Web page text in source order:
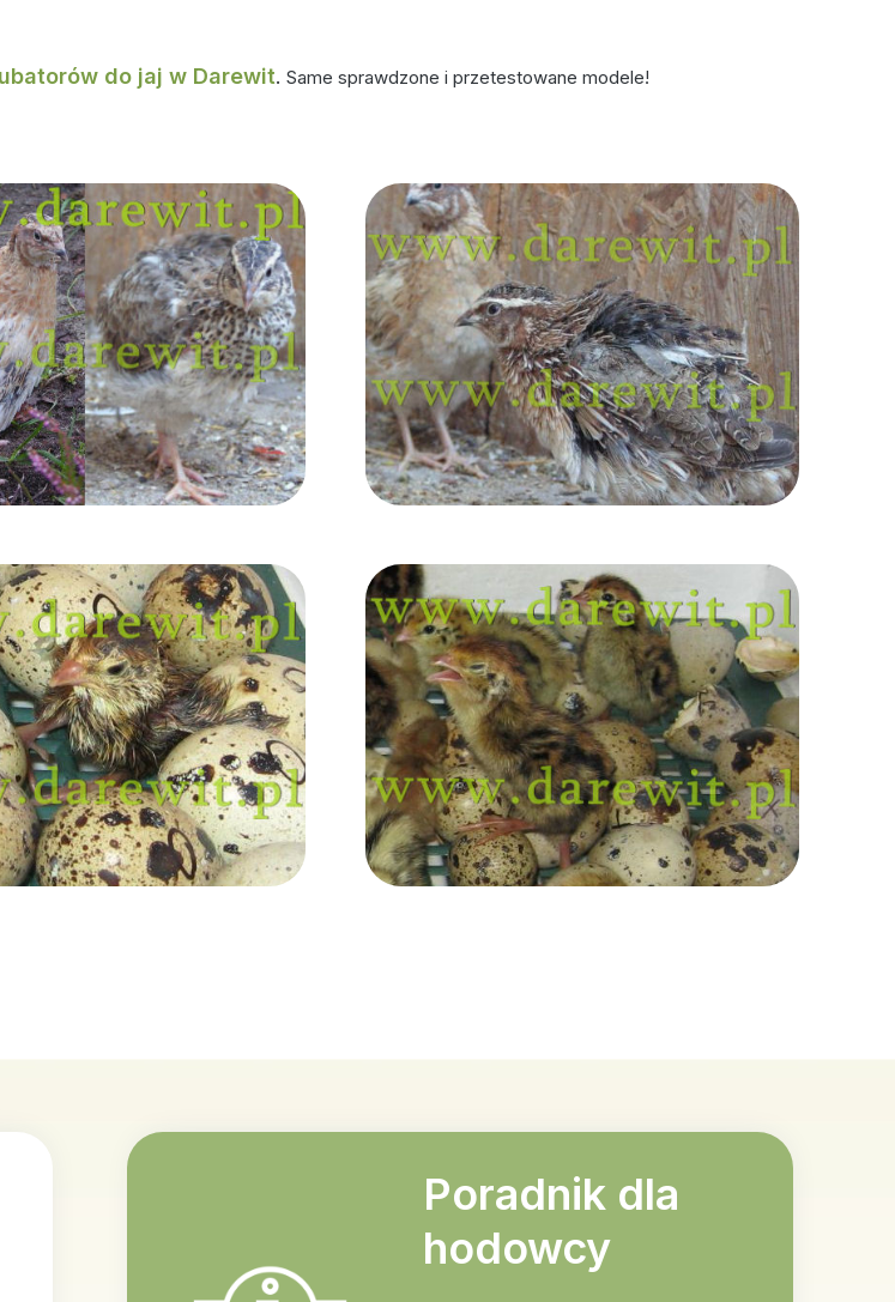
do jaj w Darewit. Same sprawdzone i przetestowane modele!
Poradnik dla
hodowcy